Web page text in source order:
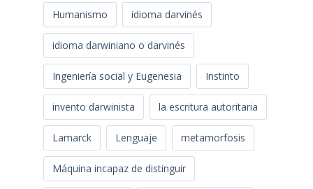
Humanismo idioma darvinés
idioma darwiniano o darvinés
Ingeniería social y Eugenesia Instinto
invento darwinista la escritura autoritaria
Lamarck Lenguaje metamorfosis
Máquina incapaz de distinguir